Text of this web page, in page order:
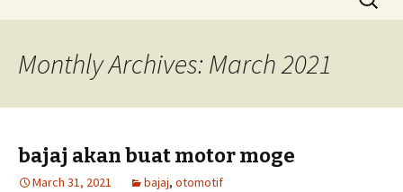
for:
Monthly Archives: March 2021
bajaj akan buat motor moge
March 31, 2021 bajaj, otomotif